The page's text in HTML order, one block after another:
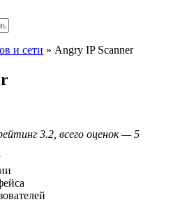
и сети » Angry IP Scanner
3.2, всего оценок — 5